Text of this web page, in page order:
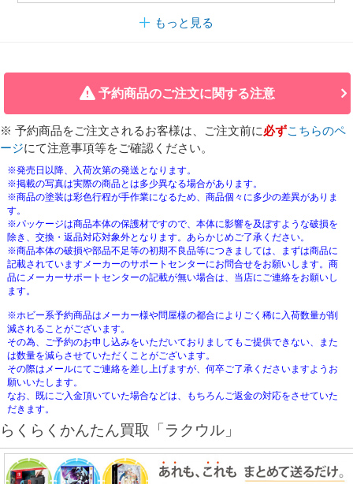
もっと見る
予約商品のご注文に関する注意
※ 予約商品をご注文されるお客様は、ご注文前に必ずこちらのペ
ージにて注意事項等をご確認ください。
※発売日以降、入荷次第の発送となります。
※掲載の写真は実際の商品とは多少異なる場合があります。
※商品の塗装は彩色行程が手作業になるため、商品個々に多少の差異がありま
す。
※パッケージは商品本体の保護材ですので、本体に影響を及ぼすような破損を
除き、交換・返品対応対象外となります。あらかじめご了承ください。
※商品本体の破損や部品不足等の初期不良品等につきましては、まずは商品に
記載されていますメーカーのサポートセンターにお問合せをお願いします。商
品にメーカーサポートセンターの記載が無い場合は、当店にご連絡をお願いし
ます。
※ホビー系予約商品はメーカー様や問屋様の都合によりごく稀に入荷数量が削
減されることがございます。
その為、ご予約のお申し込みをいただいておりましてもご提供できない、また
は数量を減らさせていただくことがございます。
その際はメールにてご連絡を差し上げますが、何卒ご了承くださいますようお
願いいたします。
なお、既にご入金頂いていた場合などは、もちろんご返金の対応をさせていた
だきます。
らくらくかんたん買取「ラクウル」